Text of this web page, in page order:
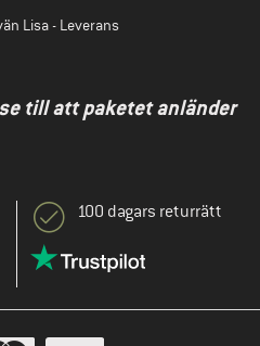
Lisa - Leverans
till att paketet anländer
100 dagars returrätt